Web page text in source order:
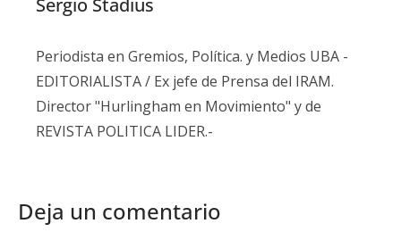
Periodista en Gremios, Política. y Medios UBA -
EDITORIALISTA / Ex jefe de Prensa del IRAM.
Director "Hurlingham en Movimiento" y de
REVISTA POLITICA LIDER.-
Deja un comentario